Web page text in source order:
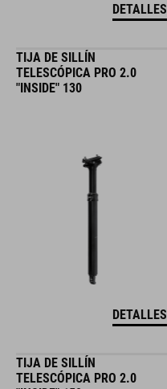
DETALLES
TIJA DE SILLÍN
TELESCÓPICA PRO 2.0
"INSIDE" 130
DETALLES
TIJA DE SILLÍN
TELESCÓPICA PRO 2.0